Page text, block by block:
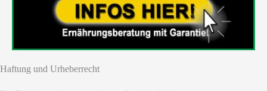
Haftung und Urheberrecht